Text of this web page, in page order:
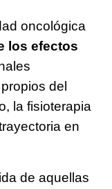
oncológica
los efectos
del
la fisioterapia
en
de aquellas